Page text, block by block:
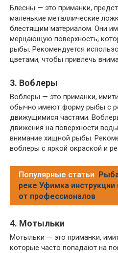
Блесны — это приманки,
маленькие металлические
блестящим материалом. Они
мерцающую поверхность,
рыбы. Рекомендуется
цветами, чтобы привлечь
3. Воблеры
Воблеры — это приманки,
обычно имеют форму рыбы с
движущимися частями.
движения на поверхности
внимание хищной рыбы.
воблеры с яркой окраской и
Популярные статьи
реке Уфимка инструкции
от профессионалов
4. Мотыльки
Мотыльки — это приманки,
которые часто попадают на